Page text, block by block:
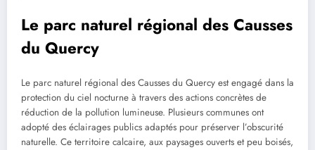
Le parc naturel régional des Causses
du Quercy
Le parc naturel régional des Causses du Quercy est engagé dans la
protection du ciel nocturne à travers des actions concrètes de
réduction de la pollution lumineuse. Plusieurs communes ont
adopté des éclairages publics adaptés pour préserver l’obscurité
naturelle. Ce territoire calcaire, aux paysages ouverts et peu boisés,